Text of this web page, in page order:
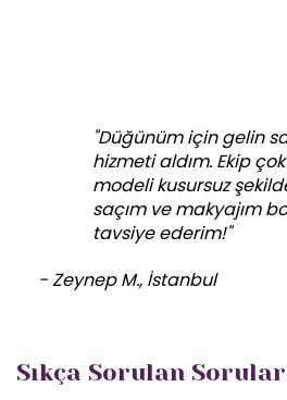
"Düğünüm için gelin
hizmeti aldım. Ekip
modeli kusursuz
saçım ve makyajım
tavsiye ederim!"
- Zeynep M., İstanbul
Sıkça Sorulan Sorular